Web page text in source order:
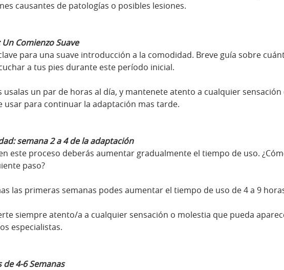
causantes de patologías o posibles lesiones.
Comienzo Suave
para una suave introducción a la comodidad. Breve guía sobre
a tus pies durante este período inicial.
usalas un par de horas al día, y mantenete atento a cualquier
usar para continuar la adaptación mas tarde.
semana 2 a 4 de la adaptación
este proceso deberás aumentar gradualmente el tiempo de uso.
paso?
las primeras semanas podes aumentar el tiempo de uso de 4 a 9
siempre atento/a a cualquier sensación o molestia que pueda
especialistas.
4-6 Semanas